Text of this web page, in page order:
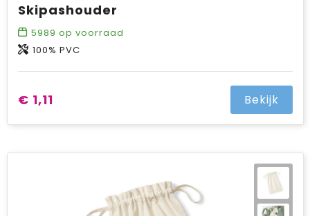
Skipashouder
5989 op voorraad
100% PVC
€ 1,11 Bekijk